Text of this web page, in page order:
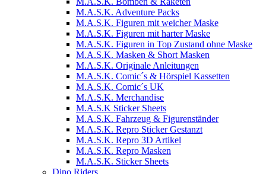
M.A.S.K. Adventure Packs
M.A.S.K. Figuren mit weicher Maske
M.A.S.K. Figuren mit harter Maske
M.A.S.K. Figuren in Top Zustand ohne Maske
M.A.S.K. Masken & Short Masken
M.A.S.K. Originale Anleitungen
M.A.S.K. Comic´s & Hörspiel Kassetten
M.A.S.K. Comic´s UK
M.A.S.K. Merchandise
M.A.S.K Sticker Sheets
M.A.S.K. Fahrzeug & Figurenständer
M.A.S.K. Repro Sticker Gestanzt
M.A.S.K. Repro 3D Artikel
M.A.S.K. Repro Masken
M.A.S.K. Sticker Sheets
Dino Riders